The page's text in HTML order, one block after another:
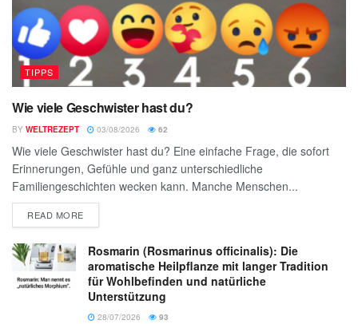
TIPPS
Wie viele Geschwister hast du?
BY WELTREZEPT 03/08/2026 62
Wie viele Geschwister hast du? Eine einfache Frage, die sofort
Erinnerungen, Gefühle und ganz unterschiedliche
Familiengeschichten wecken kann. Manche Menschen...
READ MORE
Rosmarin (Rosmarinus officinalis): Die
aromatische Heilpflanze mit langer Tradition
für Wohlbefinden und natürliche
Unterstützung
28/07/2026 93